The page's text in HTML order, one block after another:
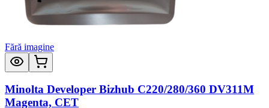
Fără imagine
Minolta Developer Bizhub C220/280/360 DV311M
Magenta, CET